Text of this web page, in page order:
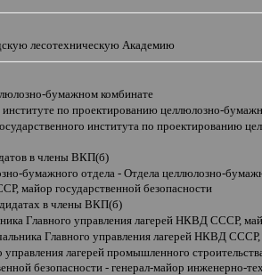
лесотехническую Академию
бумажном комбинате
институте по проектированию целлюлозно-
института по проектированию
в члены ВКП(б)
бумажного отдела - Отдела целлюлозно-
майор государственной безопасности
в члены ВКП(б)
Главного управления лагерей НКВД СССР,
Главного управления лагерей НКВД
управления лагерей промышленного
безопасности - генерал-майор инженерно-